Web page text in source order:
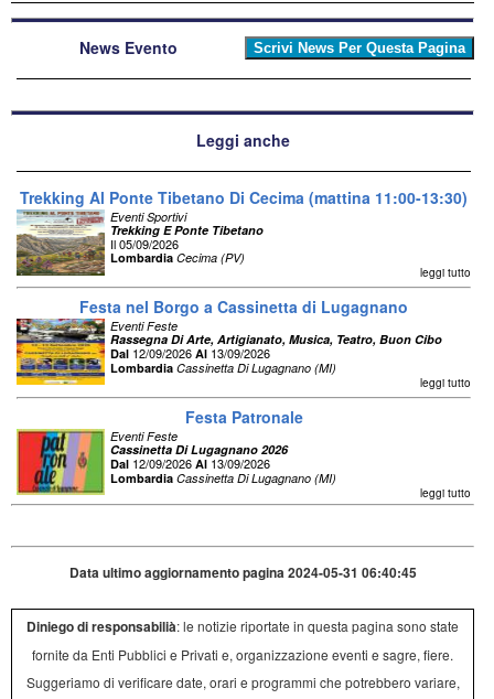
News Evento
Leggi anche
Trekking Al Ponte Tibetano Di Cecima (mattina 11:00-13:30)
Eventi Sportivi
Trekking E Ponte Tibetano
Il 05/09/2026
Lombardia Cecima (PV)
leggi tutto
Festa nel Borgo a Cassinetta di Lugagnano
Eventi Feste
Rassegna Di Arte, Artigianato, Musica, Teatro, Buon Cibo
Dal 12/09/2026 Al 13/09/2026
Lombardia Cassinetta Di Lugagnano (MI)
leggi tutto
Festa Patronale
Eventi Feste
Cassinetta Di Lugagnano 2026
Dal 12/09/2026 Al 13/09/2026
Lombardia Cassinetta Di Lugagnano (MI)
leggi tutto
Data ultimo aggiornamento pagina 2024-05-31 06:40:45
Diniego di responsabilià: le notizie riportate in questa pagina sono state
fornite da Enti Pubblici e Privati e, organizzazione eventi e sagre, fiere.
Suggeriamo di verificare date, orari e programmi che potrebbero variare,